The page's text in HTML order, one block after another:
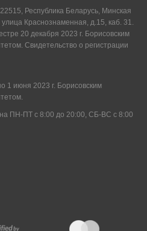
Республика Беларусь, Минская
Краснознаменная, д.15, каб. 31.
20 декабря 2023 г. Борисовским
Свидетельство о регистрации
1 июня 2023 г. Борисовским
ПН-ПТ с 8:00 до 20:00, СБ-ВС с 8:00